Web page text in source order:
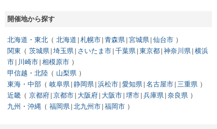
開催地から探す
北海道・東北 北海道 札幌市 青森県 宮城県 仙台市
関東
茨城県 埼玉県 さいたま市 千葉県 東京都 神奈川県 横浜
市
川崎市 相模原市
甲信越・北陸
山梨県
東海・中部
岐阜県 静岡県 浜松市 愛知県 名古屋市 三重県
近畿
京都府 京都市 大阪府 大阪市 堺市 兵庫県 奈良県
九州・沖縄
福岡県 北九州市 福岡市